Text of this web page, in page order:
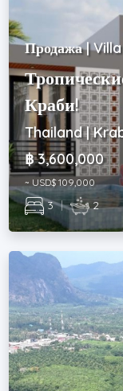
Продажа | Villa
Краби!
Thailand |
฿ 3,600,000
~ USD$ 109,000
3 | 2